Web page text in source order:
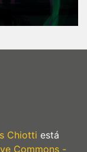
Chiotti está
Commons -